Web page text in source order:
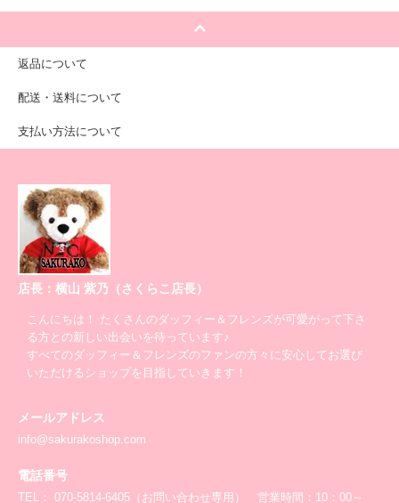
返品について
配送・送料について
支払い方法について
店長：横山 紫乃（さくらこ店長）
こんにちは！ たくさんのダッフィー＆フレンズが可愛がって下さ
る方との新しい出会いを待っています♪
すべてのダッフィー＆フレンズのファンの方々に安心してお選び
いただけるショップを目指していきます！
メールアドレス
info@sakurakoshop.com
電話番号
TEL： 070-5814-6405（お問い合わせ専用） 営業時間：10：00～